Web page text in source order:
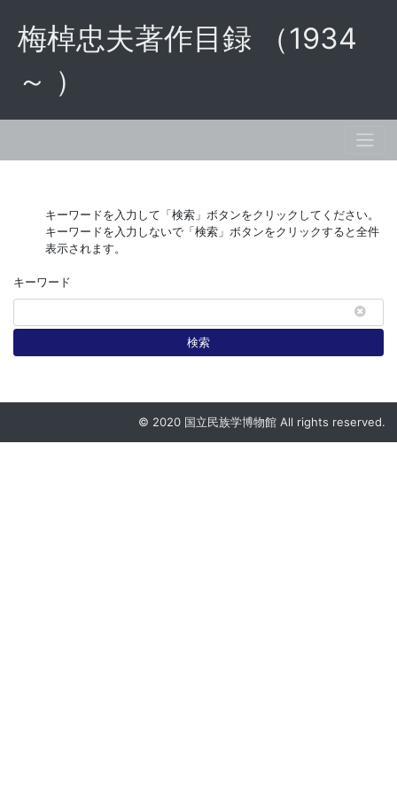
梅棹忠夫著作目録 （1934
～ ）
キーワードを入力して「検索」ボタンをクリックしてください。
キーワードを入力しないで「検索」ボタンをクリックすると全件
表示されます。
キーワード
検索
© 2020 国立民族学博物館 All rights reserved.